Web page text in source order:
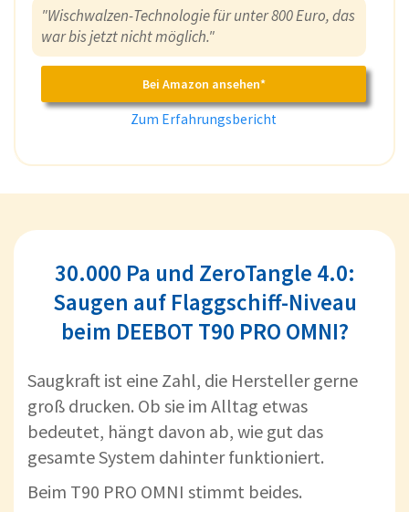
"Wischwalzen-Technologie für unter 800 Euro, das
war bis jetzt nicht möglich."
Bei Amazon ansehen*
Zum Erfahrungsbericht
30.000 Pa und ZeroTangle 4.0:
Saugen auf Flaggschiff-Niveau
beim DEEBOT T90 PRO OMNI?
Saugkraft ist eine Zahl, die Hersteller gerne
groß drucken. Ob sie im Alltag etwas
bedeutet, hängt davon ab, wie gut das
gesamte System dahinter funktioniert.
Beim T90 PRO OMNI stimmt beides.